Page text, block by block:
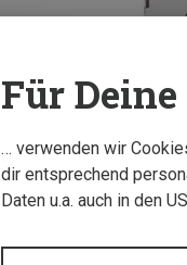
Für
… verwenden wir
dir entsprechend
Daten u.a. auch in den